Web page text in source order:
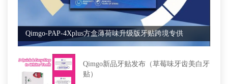
Qimgo-PAP-4Xplus方盒薄荷味升级版牙贴跨境专供
Qimgo新品牙贴发布（草莓味牙齿美白牙
贴）